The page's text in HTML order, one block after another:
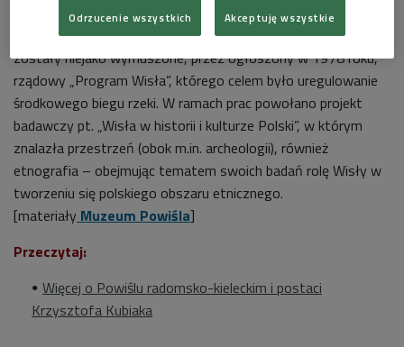
zdecydowanie oryginalnego i wymykającego się kategoriom
charakteru. Badania nad kulturą ludową tego mikroregionu,
zostały niejako wymuszone, przez ogłoszony w 1978 roku,
rządowy „Program Wisła”, którego celem było uregulowanie
środkowego biegu rzeki. W ramach prac powołano projekt
badawczy pt. „Wisła w historii i kulturze Polski”, w którym
znalazła przestrzeń (obok m.in. archeologii), również
etnografia – obejmując tematem swoich badań rolę Wisły w
tworzeniu się polskiego obszaru etnicznego.
[materiały Muzeum Powiśla]
Przeczytaj:
Więcej o Powiślu radomsko-kieleckim i postaci
Krzysztofa Kubiaka
Odrzucenie wszystkich Akceptuję wszystkie